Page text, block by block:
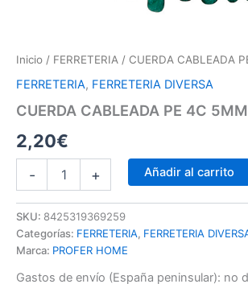
Inicio / FERRETERIA / CUERDA CABLEADA
FERRETERIA, FERRETERIA DIVERSA
CUERDA CABLEADA PE 4C
2,20€
- + Añadir al carrito
SKU: 8425319369259
Categorías: FERRETERIA, FERRETERIA
Marca: PROFER HOME
Gastos de envío (España peninsular): no